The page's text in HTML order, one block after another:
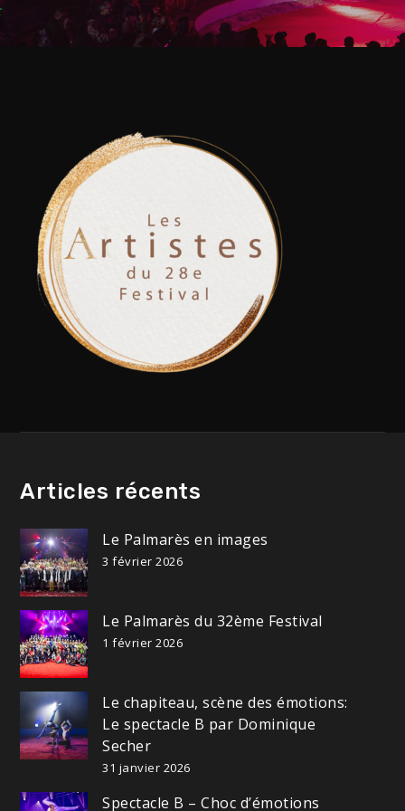
Articles récents
Le Palmarès en images
3 février 2026
Le Palmarès du 32ème Festival
1 février 2026
Le chapiteau, scène des émotions:
Le spectacle B par Dominique
Secher
31 janvier 2026
Spectacle B – Choc d’émotions